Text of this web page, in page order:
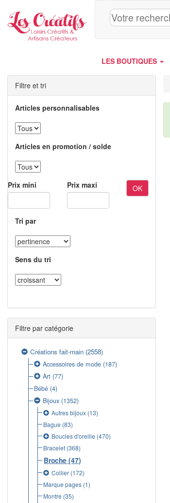
LES BOUTIQUES
Filtre et tri
Articles personnalisables
Articles en promotion / solde
Prix mini Prix maxi OK
Tri par
Sens du tri
Filtre par catégorie
Créations fait-main (2558)
Accessoires de mode (187)
Art (77)
Bébé (4)
Bijoux (1352)
Autres bijoux(13)
Bague (83)
Boucles d'oreille (470)
Bracelet(368)
Broche (47)
Collier(172)
Marque pages(1)
Montre (35)